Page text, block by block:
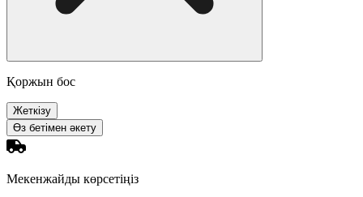
Қоржын бос
Жеткізу
Өз бетімен әкету
Мекенжайды көрсетіңіз